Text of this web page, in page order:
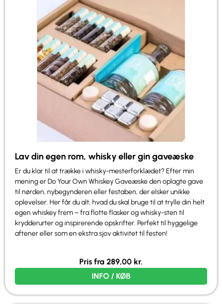
Lav din egen rom, whisky eller gin gaveæske
Er du klar til at trække i whisky-mesterforklædet? Efter min
mening er Do Your Own Whiskey Gaveæske den oplagte gave
til nørden, nybegynderen eller festaben, der elsker unikke
oplevelser. Her får du alt, hvad du skal bruge til at trylle din helt
egen whiskey frem – fra flotte flasker og whisky-sten til
krydderurter og inspirerende opskrifter. Perfekt til hyggelige
aftener eller som en ekstra sjov aktivitet til festen!
Pris fra 289,00 kr.
INFO / KØB